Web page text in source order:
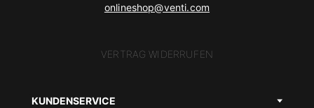
onlineshop@venti.com
VERTRAG WIDERRUFEN
KUNDENSERVICE